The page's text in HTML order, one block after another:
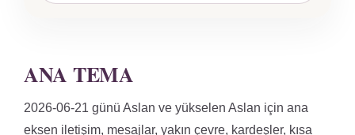
ANA TEMA
2026-06-21 günü Aslan ve yükselen Aslan için ana
eksen iletişim, mesajlar, yakın çevre, kardeşler, kısa